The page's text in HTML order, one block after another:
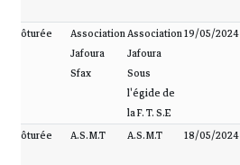
19/05/2024
Association
Jafoura
Sous
l'égide de
la F. T. S.E
Association
Jafoura
Sfax
Clôturée
18/05/2024
A.S.M.T
A.S.M.T
Clôturée